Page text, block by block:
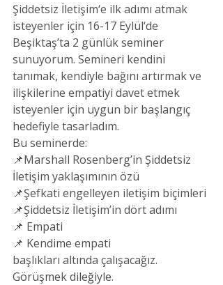
Şiddetsiz İletişim‘e ilk adımı atmak
isteyenler için 16-17 Eylül‘de
Beşiktaş’ta 2 günlük seminer
sunuyorum. Semineri kendini
tanımak, kendiyle bağını artırmak ve
ilişkilerine empatiyi davet etmek
isteyenler için uygun bir başlangıç
hedefiyle tasarladım.
Bu seminerde:
📌Marshall Rosenberg’in Şiddetsiz
İletişim yaklaşımının özü
📌Şefkati engelleyen iletişim biçimleri
📌Şiddetsiz İletişim’in dört adımı
📌 Empati
📌 Kendime empati
başlıkları altında çalışacağız.
Görüşmek dileğiyle.